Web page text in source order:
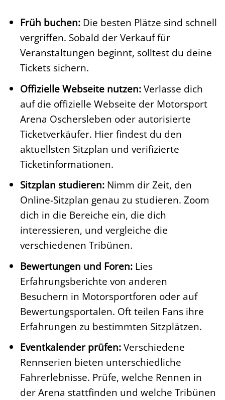
Früh buchen:Die besten Plätze sind schnell
vergriffen. Sobald der Verkauf für
Veranstaltungen beginnt, solltest du deine
Tickets sichern.
Offizielle Webseite nutzen:Verlasse dich
auf die offizielle Webseite der Motorsport
Arena Oschersleben oder autorisierte
Ticketverkäufer. Hier findest du den
aktuellsten Sitzplan und verifizierte
Ticketinformationen.
Sitzplan studieren:Nimm dir Zeit, den
Online-Sitzplan genau zu studieren. Zoom
dich in die Bereiche ein, die dich
interessieren, und vergleiche die
verschiedenen Tribünen.
Bewertungen und Foren:Lies
Erfahrungsberichte von anderen
Besuchern in Motorsportforen oder auf
Bewertungsportalen. Oft teilen Fans ihre
Erfahrungen zu bestimmten Sitzplätzen.
Eventkalender prüfen:Verschiedene
Rennserien bieten unterschiedliche
Fahrerlebnisse. Prüfe, welche Rennen in
der Arena stattfinden und welche Tribünen